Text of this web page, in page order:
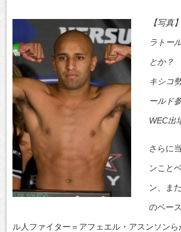
【写真
ラトー
とか？
キシコ
ールド
WEC出
さらに
ンこと
ン、ま
のベー
ル人ファイター＝アフェエル・アスンソン